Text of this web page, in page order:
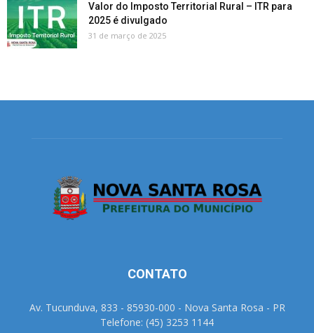
Valor do Imposto Territorial Rural – ITR para
2025 é divulgado
31 de março de 2025
CONTATO
Av. Tucunduva, 833 - 85930-000 - Nova Santa Rosa - PR
Telefone: (45) 3253 1144